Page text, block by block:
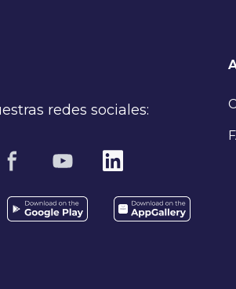
redes sociales: